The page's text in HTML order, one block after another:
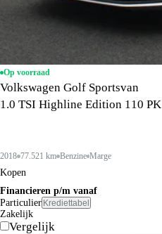
Op voorraad
Volkswagen Golf Sportsvan
1.0 TSI Highline Edition 110 PK
2018 77.521 km Benzine Marge
Kopen
Financieren p/m vanaf
Particulier Krediettabel
Zakelijk
Vergelijk